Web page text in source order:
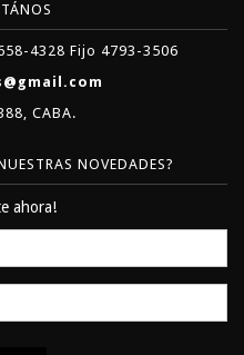
4328 Fijo 4793-3506
CABA.
NOVEDADES?
ahora!